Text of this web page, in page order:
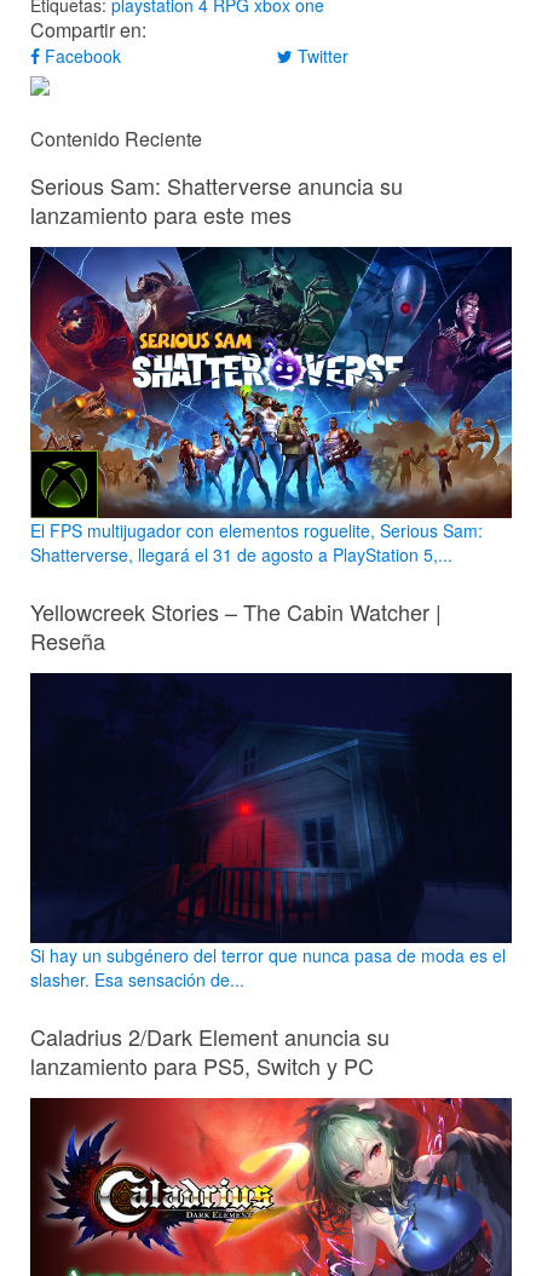
Etiquetas: playstation 4 RPG xbox one
Compartir en:
Facebook Twitter
Contenido Reciente
Serious Sam: Shatterverse anuncia su
lanzamiento para este mes
El FPS multijugador con elementos roguelite, Serious Sam:
Shatterverse, llegará el 31 de agosto a PlayStation 5,...
Yellowcreek Stories – The Cabin Watcher |
Reseña
Si hay un subgénero del terror que nunca pasa de moda es el
slasher. Esa sensación de...
Caladrius 2/Dark Element anuncia su
lanzamiento para PS5, Switch y PC